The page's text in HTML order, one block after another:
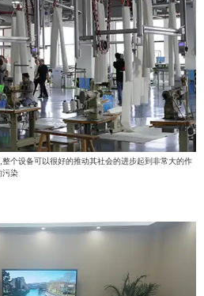
个设备可以很好的推动其社会的进步起到非常大的作
污染